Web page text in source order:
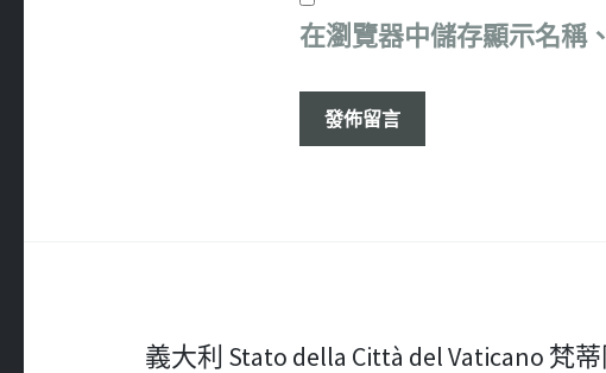
在瀏覽器中儲存顯示名稱
義大利 Stato della Città del Vaticano 梵